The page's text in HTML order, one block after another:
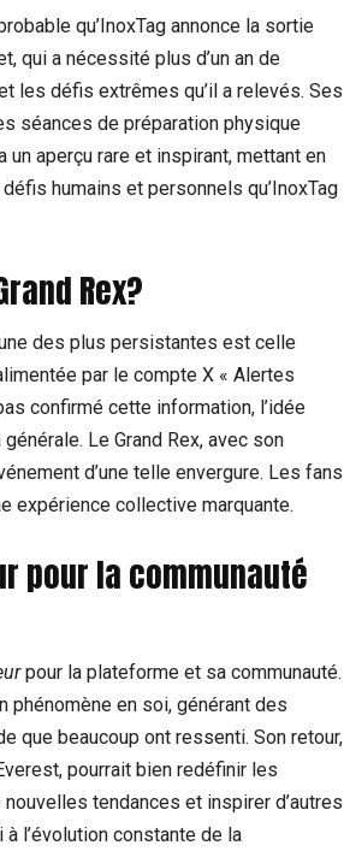
qu’InoxTag annonce la sortie
qui a nécessité plus d’un an de
les défis extrêmes qu’il a relevés. Ses
séances de préparation physique
aperçu rare et inspirant, mettant en
humains et personnels qu’InoxTag
Rex?
des plus persistantes est celle
par le compte X « Alertes
confirmé cette information, l’idée
Le Grand Rex, avec son
d’une telle envergure. Les fans
expérience collective marquante.
pour la communauté
pour la plateforme et sa communauté.
phénomène en soi, générant des
que beaucoup ont ressenti. Son retour,
pourrait bien redéfinir les
tendances et inspirer d’autres
l’évolution constante de la